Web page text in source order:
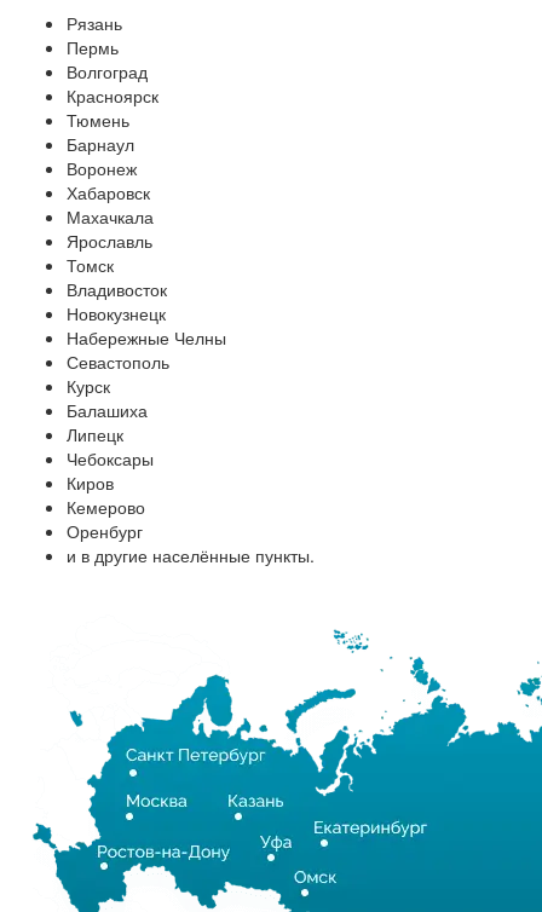
Рязань
Пермь
Волгоград
Красноярск
Тюмень
Барнаул
Воронеж
Хабаровск
Махачкала
Ярославль
Томск
Владивосток
Новокузнецк
Набережные Челны
Севастополь
Курск
Балашиха
Липецк
Чебоксары
Киров
Кемерово
Оренбург
и в другие населённые пункты.